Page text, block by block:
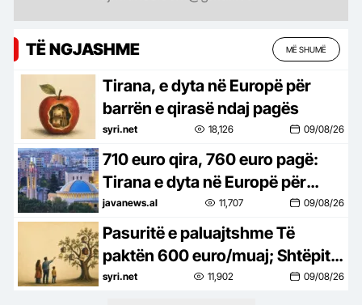
TË NGJASHME MË SHUMË
Tirana, e dyta në Europë për
barrën e qirasë ndaj pagës
syri.net 18,126 09/08/26
710 euro qira, 760 euro pagë:
Tirana e dyta në Europë për
barrën e strehimit
javanews.al 11,707 09/08/26
Pasuritë e paluajtshme Të
paktën 600 euro/muaj; Shtëpitë
me qira bëhen ‘mollë e ndaluar’
syri.net 11,902 09/08/26